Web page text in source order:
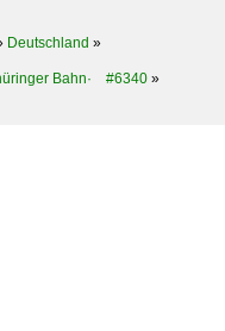
Deutschland »
Bahn· #6340 »